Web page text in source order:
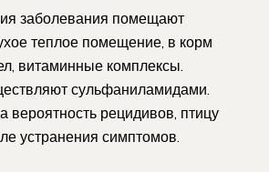
заболевания помещают
теплое помещение, в корм
витаминные комплексы.
сульфаниламидами.
вероятность рецидивов, птицу
устранения симптомов.